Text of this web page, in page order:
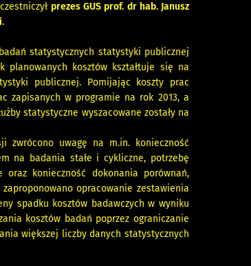
prezes GUS prof. dr hab. Janusz
.
statystycznych statystyki publicznej
planowanych kosztów kształtuje się na
publicznej. Pomijając koszty prac
zapisanych w programie na rok 2013, a
statystyczne wyszacowane zostały na
zwrócono uwagę na m.in. konieczność
na badania stałe i cykliczne, potrzebę
konieczność dokonania porównań,
opracowanie zestawienia
spadku kosztów badawczych w wyniku
kosztów badań poprzez ograniczanie
większej liczby danych statystycznych